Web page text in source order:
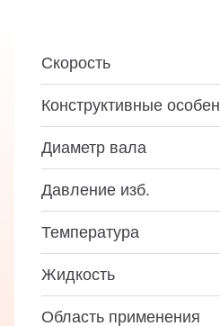
Скорость
Конструктивные
Диаметр вала
Давление изб.
Температура
Жидкость
Область применения